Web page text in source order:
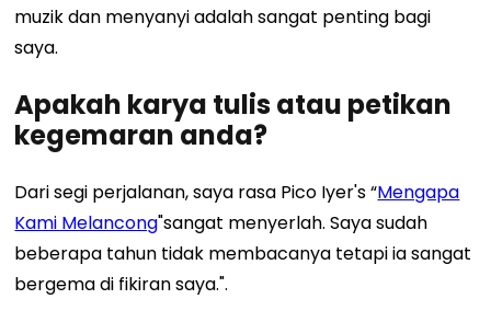
muzik dan menyanyi adalah sangat penting bagi
saya.
Apakah karya tulis atau petikan
kegemaran anda?
Dari segi perjalanan, saya rasa Pico Iyer's “Mengapa
Kami Melancong"sangat menyerlah. Saya sudah
beberapa tahun tidak membacanya tetapi ia sangat
bergema di fikiran saya.".